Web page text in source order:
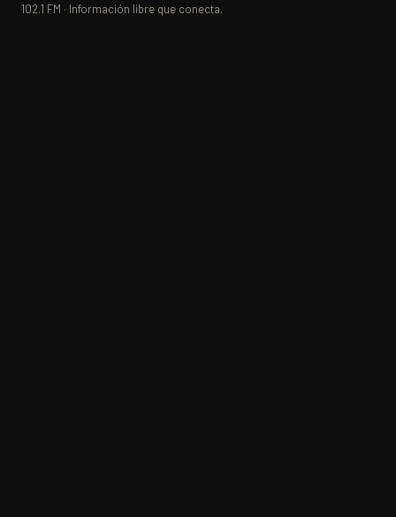
102.1 FM · Información libre que conecta.